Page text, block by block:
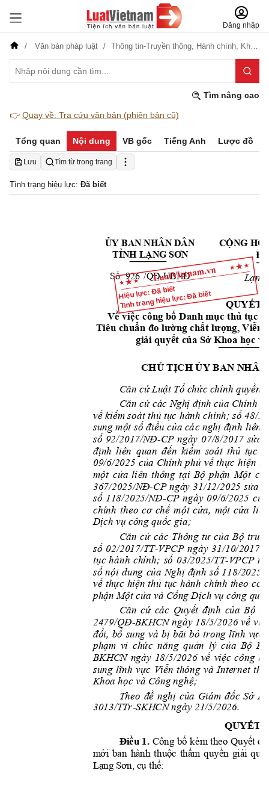
Đăng nhập
Văn bản pháp luật Thông tin-Truyền thông, Hành chính, Khoa học-Công nghệ
Tìm nâng cao
👉 Quay về: Tra cứu văn bản (phiên bản cũ)
Tổng quan Nội dung VB gốc Tiếng Anh Lược đồ
Lưu Tìm từ trong trang
Tình trạng hiệu lực: Đã biết
Hiệu lực: Đã biết
Tình trạng hiệu lực: Đã biết
ỦY BAN NHÂN DÂN
TỈNH LẠNG SƠN
Số: /QĐ-UBND
CỘNG
Lạn
QUYẾT
Về việc công bố Danh mục thủ tục
Tiêu chuẩn đo lường chất lượng, Viễn
giải quyết của Sở Khoa học
CHỦ TỊCH ỦY BAN N
Căn cứ Luật Tổ chức chính quyền
Căn cứ các Nghị định của Chính
về kiểm soát thủ tục hành chính; số 48/20
sung một số điều của các nghị định liên
số 92/2017/NĐ-CP ngày 07/8/2017 sửa
định liên quan đến kiểm soát thủ tục
09/6/2025 của Chính phủ về thực hiện
một cửa liên thông tại Bộ phận Một c
367/2025/NĐ-CP ngày 31/12/2025 sửa
số 118/2025/NĐ-CP ngày 09/6/2025
chính theo cơ chế một cửa, một cửa liê
Dịch vụ công quốc gia;
Căn cứ các Thông tư của Bộ trưở
số 02/2017/TT-VPCP ngày 31/10/2017
tục hành chính; số 03/2025/TT-VPCP
số nội dung của Nghị định số 118/2025/
về thực hiện thủ tục hành chính theo cơ
phận Một cửa và Cổng Dịch vụ công
Căn cứ các Quyết định của Bộ t
2479/QĐ-BKHCN ngày 18/5/2026 về
đổi, bổ sung và bị bãi bỏ trong lĩnh vực
phạm vi chức năng quản lý của Bộ Kh
BKHCN ngày 18/5/2026 về việc công
sung lĩnh vực Viễn thông và Internet
Khoa học và Công nghệ;
Theo đề nghị của Giám đốc Sở
3013/TTr-SKHCN ngày 21/5/2026.
QUYẾT
Điều 1. Công bố kèm theo Quyết đị
mới ban hành thuộc thẩm quyền giải quy
Lạng Sơn, cụ thể:
926